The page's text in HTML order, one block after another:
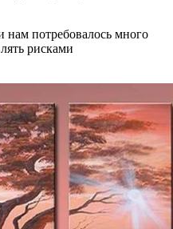
потребовалось много
рисками